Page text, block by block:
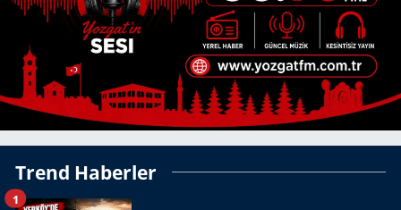
Trend Haberler
1